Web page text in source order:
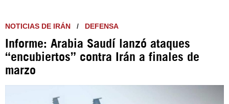
https://urmedium.com/c/hispantv
NOTICIAS DE IRÁN / DEFENSA
Informe: Arabia Saudí lanzó ataques
“encubiertos” contra Irán a finales de
marzo